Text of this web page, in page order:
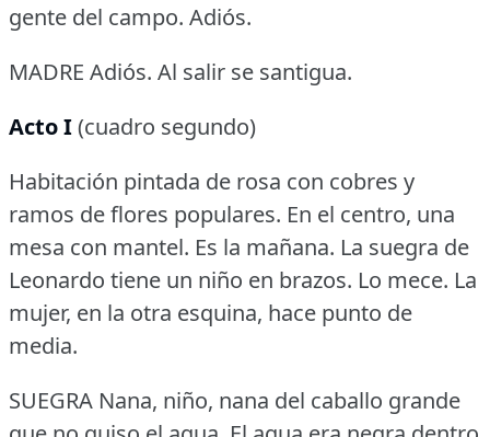
gente del campo. Adiós.
MADRE Adiós. Al salir se santigua.
Acto I(cuadro segundo)
Habitación pintada de rosa con cobres y
ramos de flores populares. En el centro, una
mesa con mantel. Es la mañana. La suegra de
Leonardo tiene un niño en brazos. Lo mece. La
mujer, en la otra esquina, hace punto de
media.
SUEGRA Nana, niño, nana del caballo grande